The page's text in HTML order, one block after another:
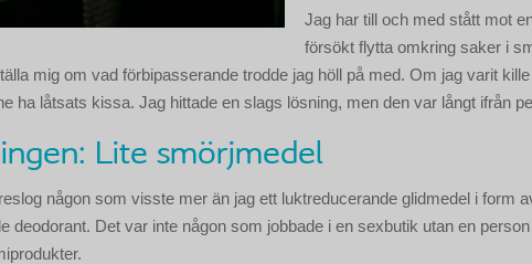
Jag har till och med stått mot
försökt flytta omkring saker i
mig om vad förbipasserande trodde jag höll på med. Om jag varit
ha låtsats kissa. Jag hittade en slags lösning, men den var långt ifrån
Lite smörjmedel
någon som visste mer än jag ett luktreducerande glidmedel i form
deodorant. Det var inte någon som jobbade i en sexbutik utan en